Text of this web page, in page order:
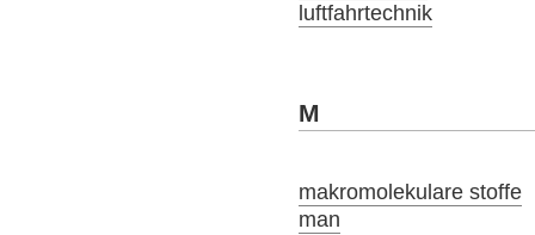
luftfahrtechnik
M
makromolekulare stoffe
man